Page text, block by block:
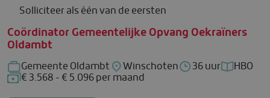
Solliciteer als één van de eersten
Coördinator Gemeentelijke Opvang Oekraïners
Oldambt
Bedrijf: Gemeente Oldambt
Gemeente OldambtLocatie: Winschoten
WinschotenUren per week: 36
36 uur HBO
Salaris: € 3.568 - € 5.096 per maand
€ 3.568 - € 5.096 per maand